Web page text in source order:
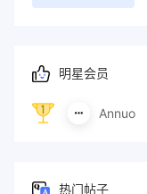
明星会员
Annuo
热门帖子